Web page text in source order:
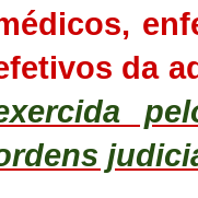
da